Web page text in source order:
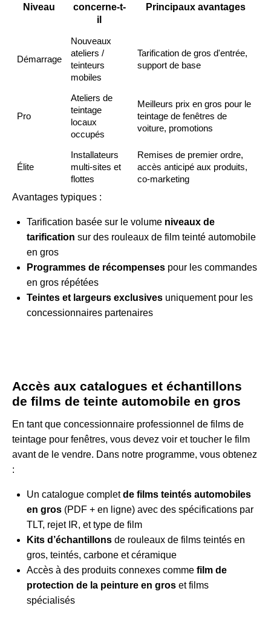
Niveau
concerne-t-
il
Principaux avantages
Démarrage
Nouveaux
ateliers /
teinteurs
mobiles
Tarification de gros d'entrée,
support de base
Pro
Ateliers de
teintage
locaux
occupés
Meilleurs prix en gros pour le
teintage de fenêtres de
voiture, promotions
Élite
Installateurs
multi-sites et
flottes
Remises de premier ordre,
accès anticipé aux produits,
co-marketing
Avantages typiques :
Tarification basée sur le volume niveaux de
tarification sur des rouleaux de film teinté automobile
en gros
Programmes de récompenses pour les commandes
en gros répétées
Teintes et largeurs exclusives uniquement pour les
concessionnaires partenaires
Accès aux catalogues et échantillons
de films de teinte automobile en gros
En tant que concessionnaire professionnel de films de
teintage pour fenêtres, vous devez voir et toucher le film
avant de le vendre. Dans notre programme, vous obtenez
:
Un catalogue completde films teintés automobiles
en gros (PDF + en ligne) avec des spécifications par
TLT, rejet IR, et type de film
Kits d’échantillons de rouleaux de films teintés en
gros, teintés, carbone et céramique
Accès à des produits connexes comme film de
protection de la peinture en gros et films
spécialisés